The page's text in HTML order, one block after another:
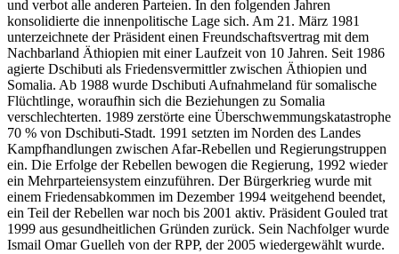
und verbot alle anderen Parteien. In den folgenden Jahren
konsolidierte die innenpolitische Lage sich. Am 21. März 1981
unterzeichnete der Präsident einen Freundschaftsvertrag mit dem
Nachbarland Äthiopien mit einer Laufzeit von 10 Jahren. Seit 1986
agierte Dschibuti als Friedensvermittler zwischen Äthiopien und
Somalia. Ab 1988 wurde Dschibuti Aufnahmeland für somalische
Flüchtlinge, woraufhin sich die Beziehungen zu Somalia
verschlechterten. 1989 zerstörte eine Überschwemmungskatastrophe
70 % von Dschibuti-Stadt. 1991 setzten im Norden des Landes
Kampfhandlungen zwischen Afar-Rebellen und Regierungstruppen
ein. Die Erfolge der Rebellen bewogen die Regierung, 1992 wieder
ein Mehrparteiensystem einzuführen. Der Bürgerkrieg wurde mit
einem Friedensabkommen im Dezember 1994 weitgehend beendet,
ein Teil der Rebellen war noch bis 2001 aktiv. Präsident Gouled trat
1999 aus gesundheitlichen Gründen zurück. Sein Nachfolger wurde
Ismail Omar Guelleh von der RPP, der 2005 wiedergewählt wurde.